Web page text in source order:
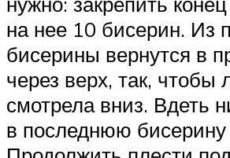
на нее 10 бисерин. Из
бисерины вернутся в
через верх, так, чтобы
смотрела вниз. Вдеть
в последнюю бисерину